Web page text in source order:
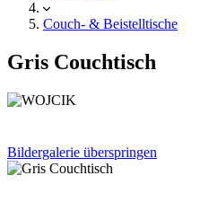
Couch- & Beistelltische
Gris Couchtisch
Bildergalerie überspringen